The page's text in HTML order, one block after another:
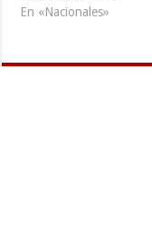
En «Nacionales»